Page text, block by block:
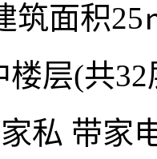
筑面积
楼层(共
私 带家